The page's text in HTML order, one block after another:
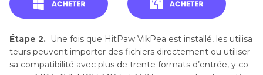
Étape 2. Une fois que HitPaw VikPea est installé, les utilisa
teurs peuvent importer des fichiers directement ou utiliser
sa compatibilité avec plus de trente formats d’entrée, y co